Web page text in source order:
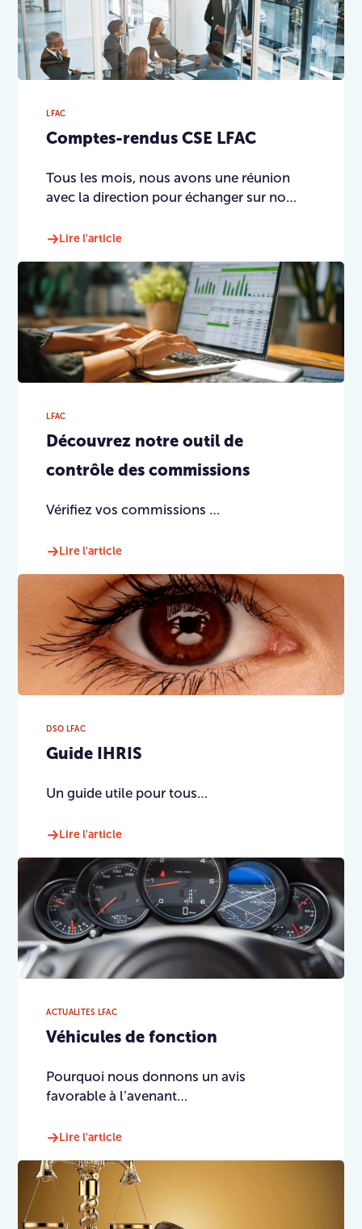
LFAC
Comptes-rendus CSE LFAC
Tous les mois, nous avons une réunion
avec la direction pour échanger sur no…
Lire l'article
LFAC
Découvrez notre outil de
contrôle des commissions
Vérifiez vos commissions …
Lire l'article
DSO LFAC
Guide IHRIS
Un guide utile pour tous…
Lire l'article
ACTUALITES LFAC
Véhicules de fonction
Pourquoi nous donnons un avis
favorable à l’avenant…
Lire l'article